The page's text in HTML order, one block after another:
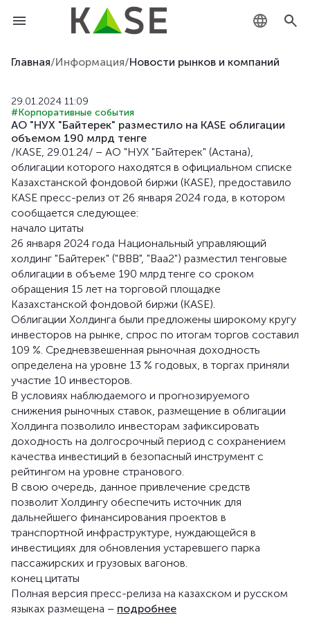
KZ
EN
Главная/Информация/Новости рынков и компаний
29.01.2024 11:09
#Корпоративные события
АО "НУХ "Байтерек" разместило на KASE облигации
объемом 190 млрд тенге
/KASE, 29.01.24/ – АО "НУХ "Байтерек" (Астана),
облигации которого находятся в официальном списке
Казахстанской фондовой биржи (KASE), предоставило
KASE пресс-релиз от 26 января 2024 года, в котором
сообщается следующее:
начало цитаты
26 января 2024 года Национальный управляющий
холдинг "Байтерек" ("BBB", "Baa2") разместил тенговые
облигации в объеме 190 млрд тенге со сроком
обращения 15 лет на торговой площадке
Казахстанской фондовой биржи (KASE).
Облигации Холдинга были предложены широкому кругу
инвесторов на рынке, спрос по итогам торгов составил
109 %. Средневзвешенная рыночная доходность
определена на уровне 13 % годовых, в торгах приняли
участие 10 инвесторов.
В условиях наблюдаемого и прогнозируемого
снижения рыночных ставок, размещение в облигации
Холдинга позволило инвесторам зафиксировать
доходность на долгосрочный период с сохранением
качества инвестиций в безопасный инструмент с
рейтингом на уровне странового.
В свою очередь, данное привлечение средств
позволит Холдингу обеспечить источник для
дальнейшего финансирования проектов в
транспортной инфраструктуре, нуждающейся в
инвестициях для обновления устаревшего парка
пассажирских и грузовых вагонов.
конец цитаты
Полная версия пресс-релиза на казахском и русском
языках размещена – подробнее